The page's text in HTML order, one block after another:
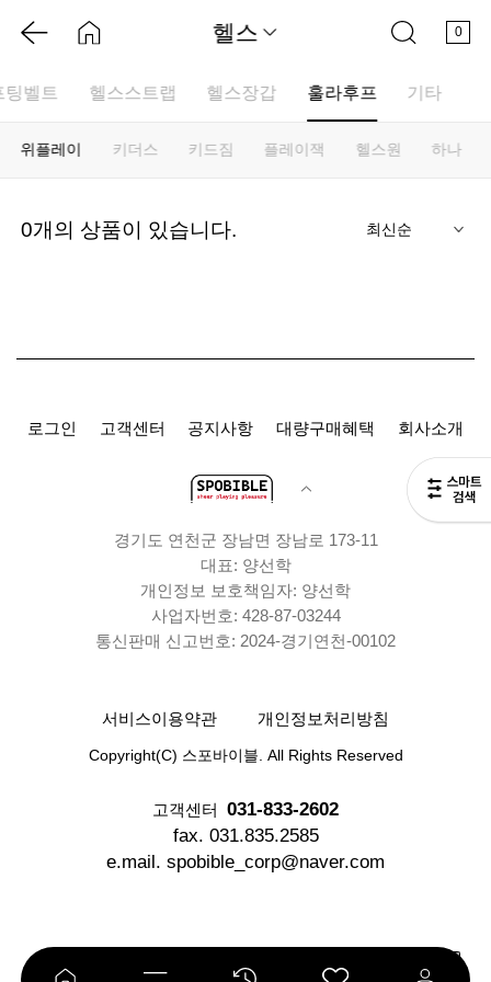
0
헬스
벨트 헬스스트랩 헬스장갑 훌라후프 기타
위플레이 키더스 키드짐 플레이잭 헬스원 하나
0개의 상품이 있습니다.
로그인 고객센터 공지사항 대량구매혜택 회사소개
경기도 연천군 장남면 장남로 173-11
대표: 양선학
개인정보 보호책임자: 양선학
사업자번호: 428-87-03244
통신판매 신고번호: 2024-경기연천-00102
서비스이용약관 개인정보처리방침
Copyright(C) 스포바이블. All Rights Reserved
고객센터 031-833-2602
fax. 031.835.2585
e.mail. spobible_corp@naver.com